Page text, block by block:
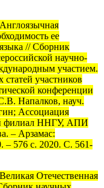
ее
// Сборник
научно-
участием.
участников
конференции
Напалков, науч.
Ассоциация
филиал ННГУ, АПИ
– Арзамас:
– 576 с. 2020. С. 561-
Отечественная